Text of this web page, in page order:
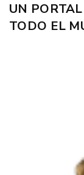
UN
TODO EL